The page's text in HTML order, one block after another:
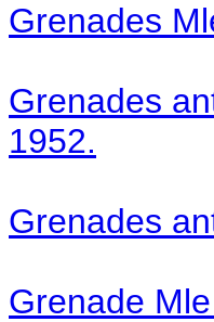
Grenades
Grenades
1952.
Grenades
Grenade